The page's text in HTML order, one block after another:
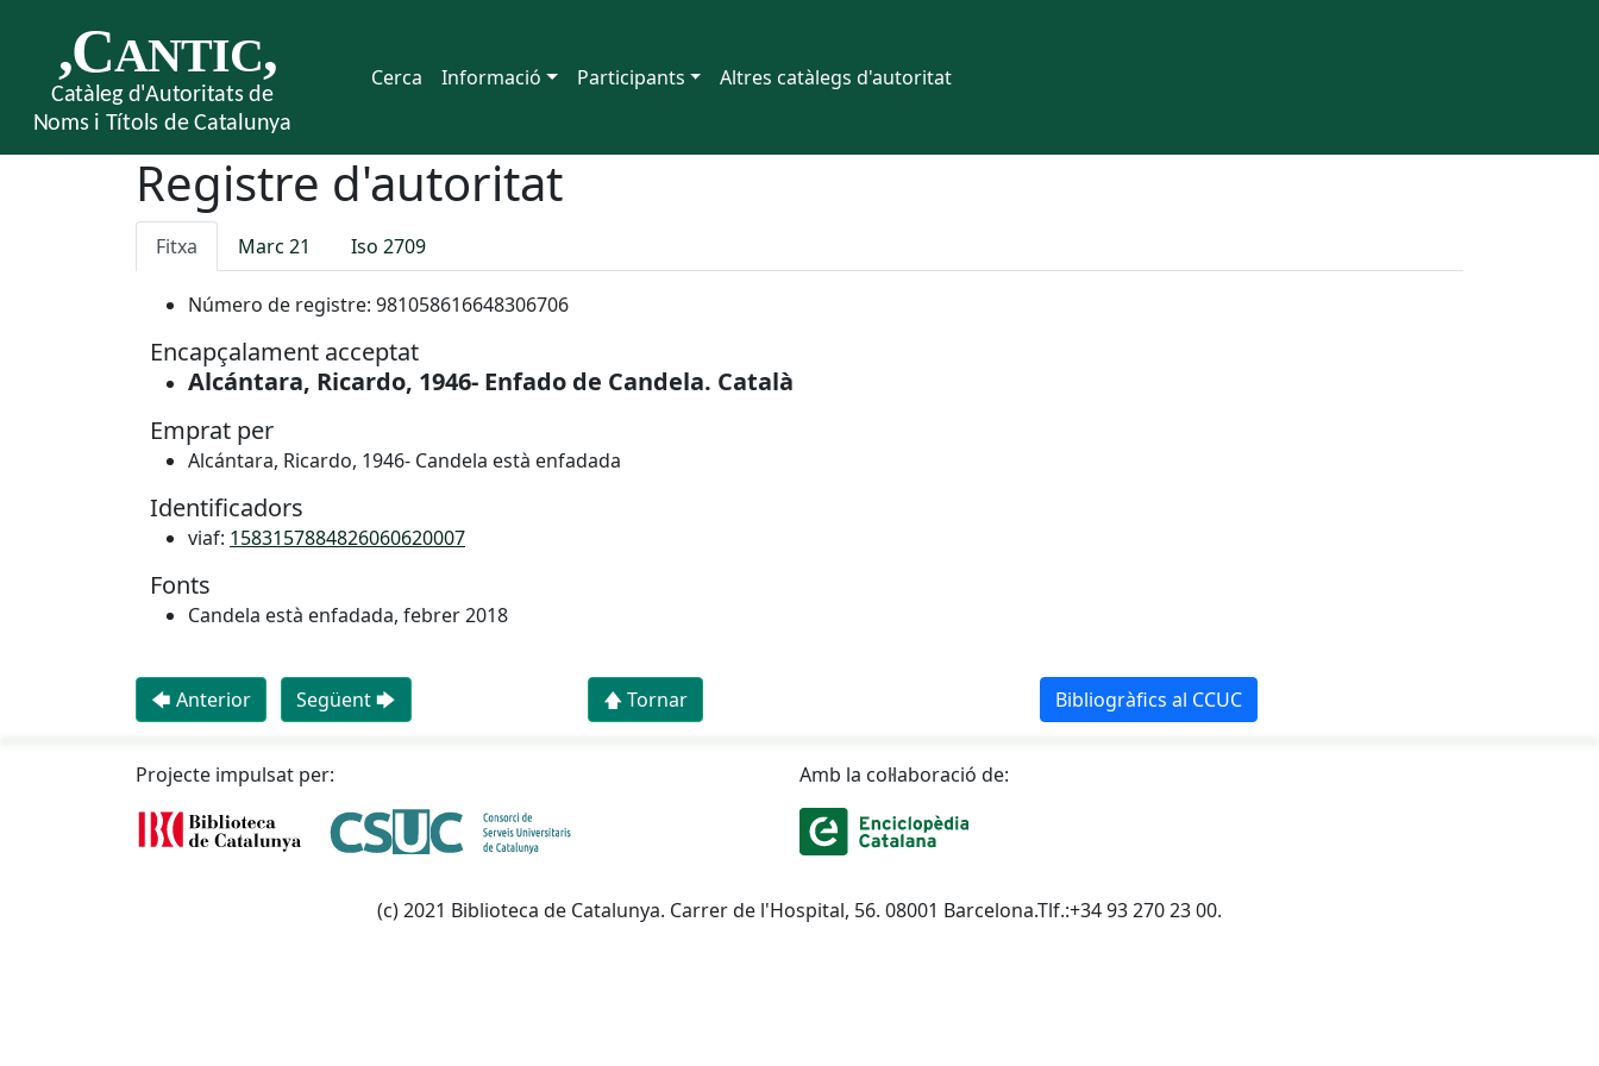
Cerca Informació Participants Altres catàlegs d'autoritat
Registre d'autoritat
Fitxa Marc 21 Iso 2709
Número de registre: 981058616648306706
Encapçalament acceptat
Alcántara, Ricardo, 1946- Enfado de Candela. Català
Emprat per
Alcántara, Ricardo, 1946- Candela està enfadada
Identificadors
viaf: 1583157884826060620007
Fonts
Candela està enfadada, febrer 2018
🡄 Anterior Següent 🡆 🡅 Tornar Bibliogràfics al CCUC
Projecte impulsat per: Amb la col·laboració de:
(c) 2021 Biblioteca de Catalunya. Carrer de l'Hospital, 56. 08001 Barcelona.Tlf.:+34 93 270 23 00.